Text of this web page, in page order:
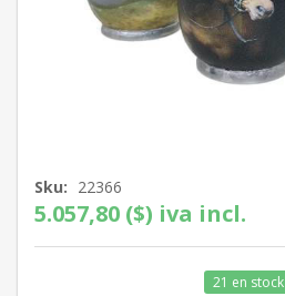
Sku: 22366
5.057,80 ($) iva incl.
21 en stock